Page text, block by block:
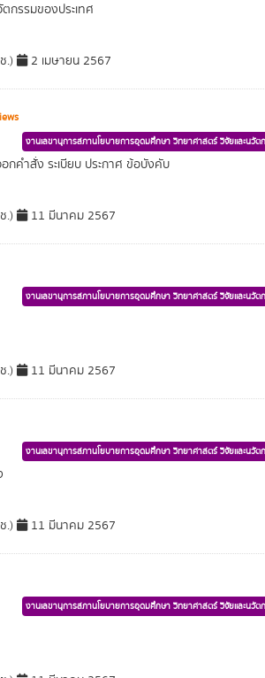
กรรมของประเทศ
.) 2 เมษายน 2567
งานเลขานุการสภานโยบายการอุดมศึกษา วิทยาศาสตร์ วิจัยและนวัต
กคำสั่ง ระเบียบ ประกาศ ข้อบังคับ
.) 11 มีนาคม 2567
งานเลขานุการสภานโยบายการอุดมศึกษา วิทยาศาสตร์ วิจัยและนวัต
.) 11 มีนาคม 2567
งานเลขานุการสภานโยบายการอุดมศึกษา วิทยาศาสตร์ วิจัยและนวัต
.) 11 มีนาคม 2567
งานเลขานุการสภานโยบายการอุดมศึกษา วิทยาศาสตร์ วิจัยและนวัต